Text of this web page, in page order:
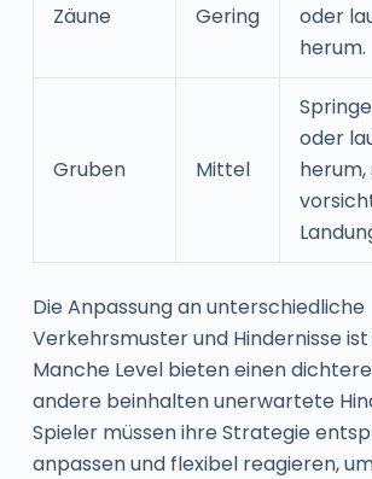
Zäune Gering
oder
herum.
Gruben Mittel
oder
herum,
Die Anpassung an unterschiedliche
Verkehrsmuster und Hindernisse
Manche Level bieten einen
andere beinhalten unerwartete
Spieler müssen ihre Strategie
anpassen und flexibel reagieren,